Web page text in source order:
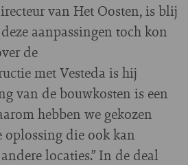
van Het Oosten, is blij
aanpassingen toch kon
de
met Vesteda is hij
van de bouwkosten is een
hebben we gekozen
oplossing die ook kan
locaties.” In de deal